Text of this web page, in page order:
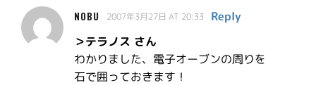
NOBU 2007年3月27日 AT 20:33
Reply
＞テラノス さん
わかりました、電子オーブンの周りを
石で囲っておきます！